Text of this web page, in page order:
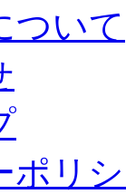
ついて
ポリ